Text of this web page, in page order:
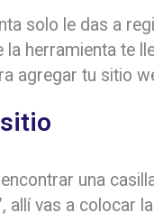
solo le das a
la herramienta te
agregar tu sitio
una
allí vas a colocar